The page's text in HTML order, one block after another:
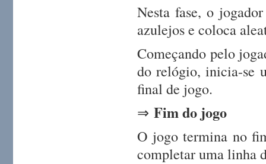
Nesta fase, o
azulejos e coloca
Começando pelo
do relógio, inicia-se
final de jogo.
⇒Fim do jogo
O jogo termina no
completar uma linha